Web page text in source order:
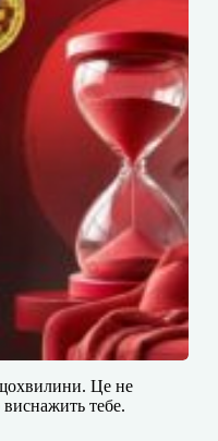
щохвилини. Це не
тебе.